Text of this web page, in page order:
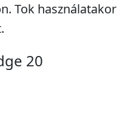
Tok használatakor
20